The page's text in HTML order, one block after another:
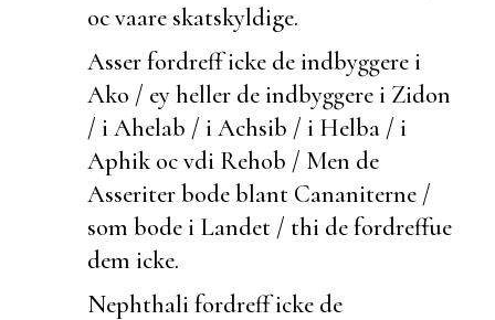
oc vaare skatskyldige.
Asser fordreff icke de indbyggere i
Ako / ey heller de indbyggere i Zidon
/ i Ahelab / i Achsib / i Helba / i
Aphik oc vdi Rehob / Men de
Asseriter bode blant Cananiterne /
som bode i Landet / thi de fordreffue
dem icke.
Nephthali fordreff icke de